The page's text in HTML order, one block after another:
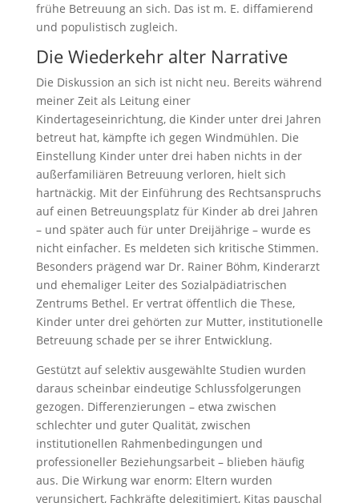
frühe Betreuung an sich. Das ist m. E. diffamierend
und populistisch zugleich.
Die Wiederkehr alter Narrative
Die Diskussion an sich ist nicht neu. Bereits während
meiner Zeit als Leitung einer
Kindertageseinrichtung, die Kinder unter drei Jahren
betreut hat, kämpfte ich gegen Windmühlen. Die
Einstellung Kinder unter drei haben nichts in der
außerfamiliären Betreuung verloren, hielt sich
hartnäckig. Mit der Einführung des Rechtsanspruchs
auf einen Betreuungsplatz für Kinder ab drei Jahren
– und später auch für unter Dreijährige – wurde es
nicht einfacher. Es meldeten sich kritische Stimmen.
Besonders prägend war Dr. Rainer Böhm, Kinderarzt
und ehemaliger Leiter des Sozialpädiatrischen
Zentrums Bethel. Er vertrat öffentlich die These,
Kinder unter drei gehörten zur Mutter, institutionelle
Betreuung schade per se ihrer Entwicklung.
Gestützt auf selektiv ausgewählte Studien wurden
daraus scheinbar eindeutige Schlussfolgerungen
gezogen. Differenzierungen – etwa zwischen
schlechter und guter Qualität, zwischen
institutionellen Rahmenbedingungen und
professioneller Beziehungsarbeit – blieben häufig
aus. Die Wirkung war enorm: Eltern wurden
verunsichert, Fachkräfte delegitimiert, Kitas pauschal